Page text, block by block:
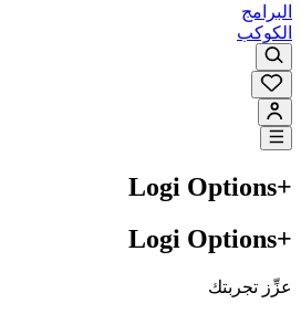
البرامج
الكوكب
Logi Options+‎‏
Logi Options+‎‏
عزِّز تجربتك